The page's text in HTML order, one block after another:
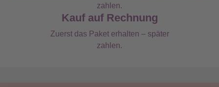
Kauf auf Rechnung
Zuerst das Paket erhalten – später
zahlen.